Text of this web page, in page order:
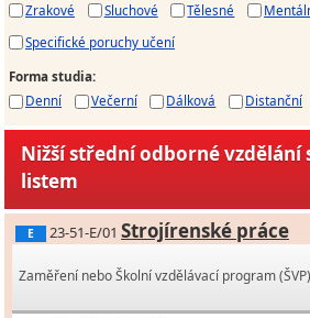
Zrakové
Sluchové Tělesné
Specifické poruchy učení
Forma studia:
Denní
Večerní Dálková Distanční
Nižší střední odborné vzdělání
listem
E 23-51-E/01 Strojírenské práce
Zaměření nebo Školní vzdělávací program (ŠVP)